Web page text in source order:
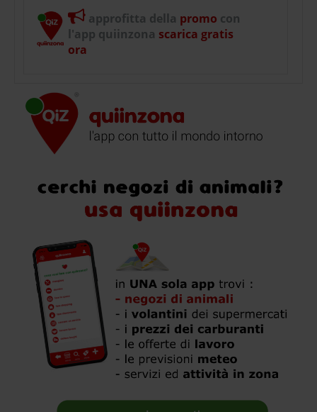
approfitta della promo con
l'app quiinzona scarica gratis
ora